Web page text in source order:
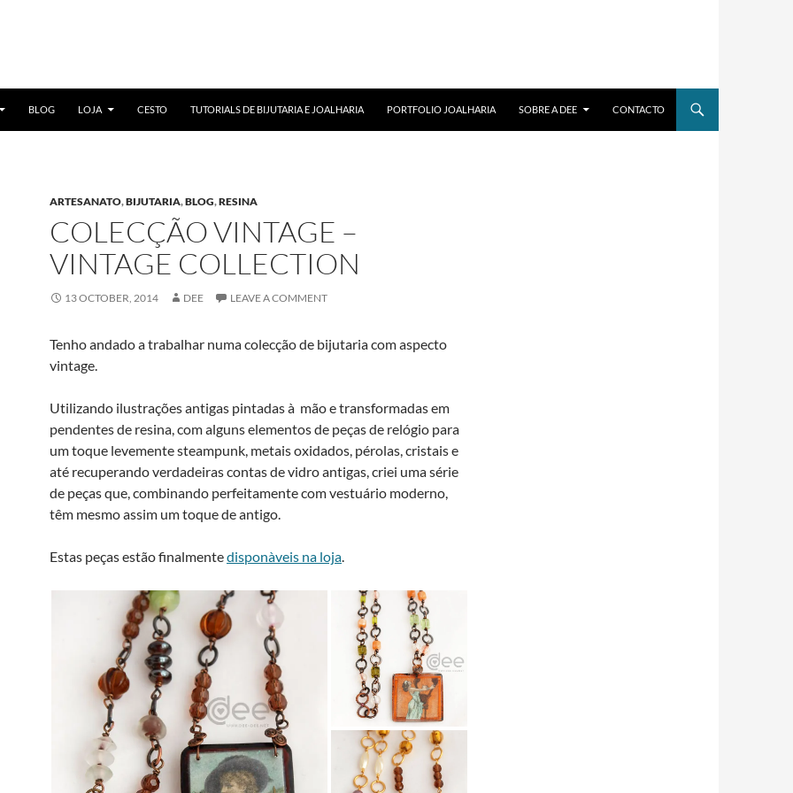
BLOG LOJA CESTO TUTORIALS DE BIJUTARIA E JOALHARIA PORTFOLIO JOALHARIA SOBRE A DEE CONTACTO
ARTESANATO,BIJUTARIA,BLOG,RESINA
COLECÇÃO VINTAGE –
VINTAGE COLLECTION
13 OCTOBER, 2014 DEE LEAVE A COMMENT
Tenho andado a trabalhar numa colecção de bijutaria com aspecto
vintage.
Utilizando ilustrações antigas pintadas à mão e transformadas em
pendentes de resina, com alguns elementos de peças de relógio para
um toque levemente steampunk, metais oxidados, pérolas, cristais e
até recuperando verdadeiras contas de vidro antigas, criei uma série
de peças que, combinando perfeitamente com vestuário moderno,
têm mesmo assim um toque de antigo.
Estas peças estão finalmentedisponà­veis na loja.